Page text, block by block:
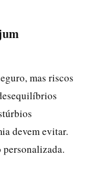
mas riscos
devem evitar.